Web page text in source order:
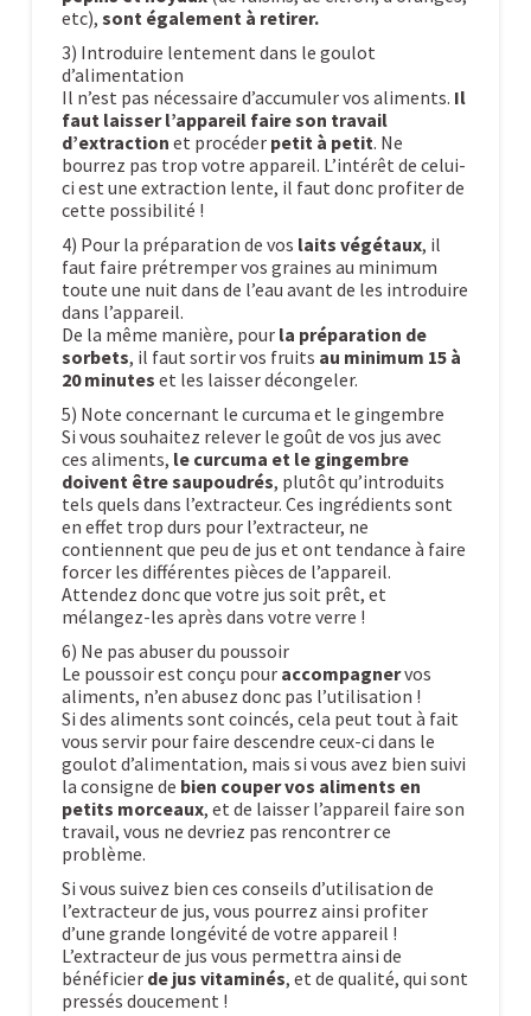
etc), sont également à retirer.
3) Introduire lentement dans le goulot
d’alimentation
Il n’est pas nécessaire d’accumuler vos aliments. Il
faut laisser l’appareil faire son travail
d’extraction et procéder petit à petit. Ne
bourrez pas trop votre appareil. L’intérêt de celui-
ci est une extraction lente, il faut donc profiter de
cette possibilité !
4) Pour la préparation de vos laits végétaux, il
faut faire prétremper vos graines au minimum
toute une nuit dans de l’eau avant de les introduire
dans l’appareil.
De la même manière, pour la préparation de
sorbets, il faut sortir vos fruits au minimum 15 à
20 minutes et les laisser décongeler.
5) Note concernant le curcuma et le gingembre
Si vous souhaitez relever le goût de vos jus avec
ces aliments, le curcuma et le gingembre
doivent être saupoudrés, plutôt qu’introduits
tels quels dans l’extracteur. Ces ingrédients sont
en effet trop durs pour l’extracteur, ne
contiennent que peu de jus et ont tendance à faire
forcer les différentes pièces de l’appareil.
Attendez donc que votre jus soit prêt, et
mélangez-les après dans votre verre !
6) Ne pas abuser du poussoir
Le poussoir est conçu pouraccompagnervos
aliments, n’en abusez donc pas l’utilisation !
Si des aliments sont coincés, cela peut tout à fait
vous servir pour faire descendre ceux-ci dans le
goulot d’alimentation, mais si vous avez bien suivi
la consigne de bien couper vos aliments en
petits morceaux, et de laisser l’appareil faire son
travail, vous ne devriez pas rencontrer ce
problème.
Si vous suivez bien ces conseils d’utilisation de
l’extracteur de jus, vous pourrez ainsi profiter
d’une grande longévité de votre appareil !
L’extracteur de jus vous permettra ainsi de
bénéficier de jus vitaminés, et de qualité, qui sont
pressés doucement !